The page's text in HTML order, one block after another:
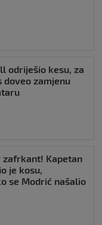
odriješio kesu, za
doveo zamjenu
zafrkant! Kapetan
je kosu,
se Modrić našalio